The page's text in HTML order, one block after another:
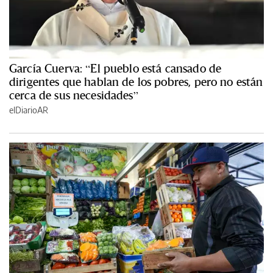
García Cuerva: “El pueblo está cansado de
dirigentes que hablan de los pobres, pero no están
cerca de sus necesidades”
elDiarioAR